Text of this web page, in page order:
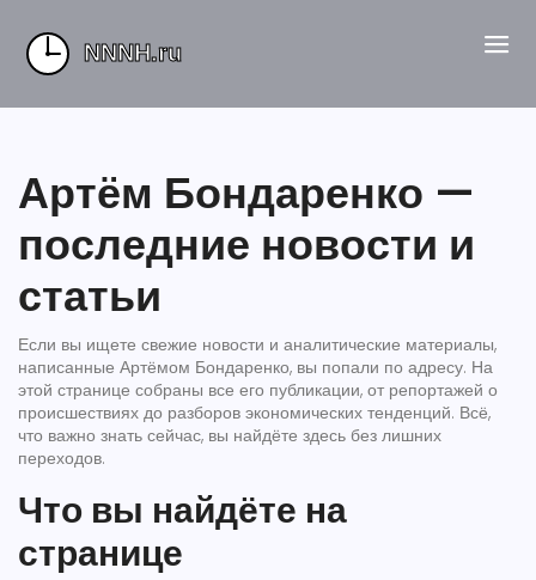
Артём Бондаренко —
последние новости и
статьи
Если вы ищете свежие новости и аналитические материалы,
написанные Артёмом Бондаренко, вы попали по адресу. На
этой странице собраны все его публикации, от репортажей о
происшествиях до разборов экономических тенденций. Всё,
что важно знать сейчас, вы найдёте здесь без лишних
переходов.
Что вы найдёте на
странице